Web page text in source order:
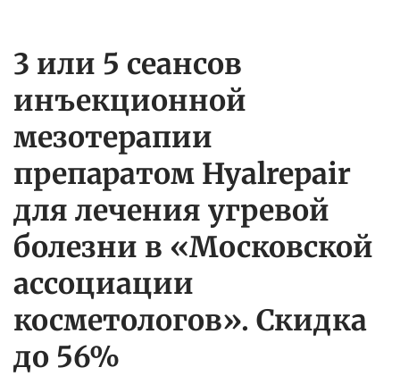
3 или 5 сеансов
инъекционной
мезотерапии
препаратом Hyalrepair
для лечения угревой
болезни в «Московской
ассоциации
косметологов». Скидка
до 56%